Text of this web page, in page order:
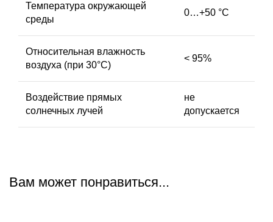
Температура окружающей
среды
0…+50 °С
Относительная влажность
воздуха (при 30°С)
< 95%
Воздействие прямых
солнечных лучей
не
допускается
Вам может понравиться...